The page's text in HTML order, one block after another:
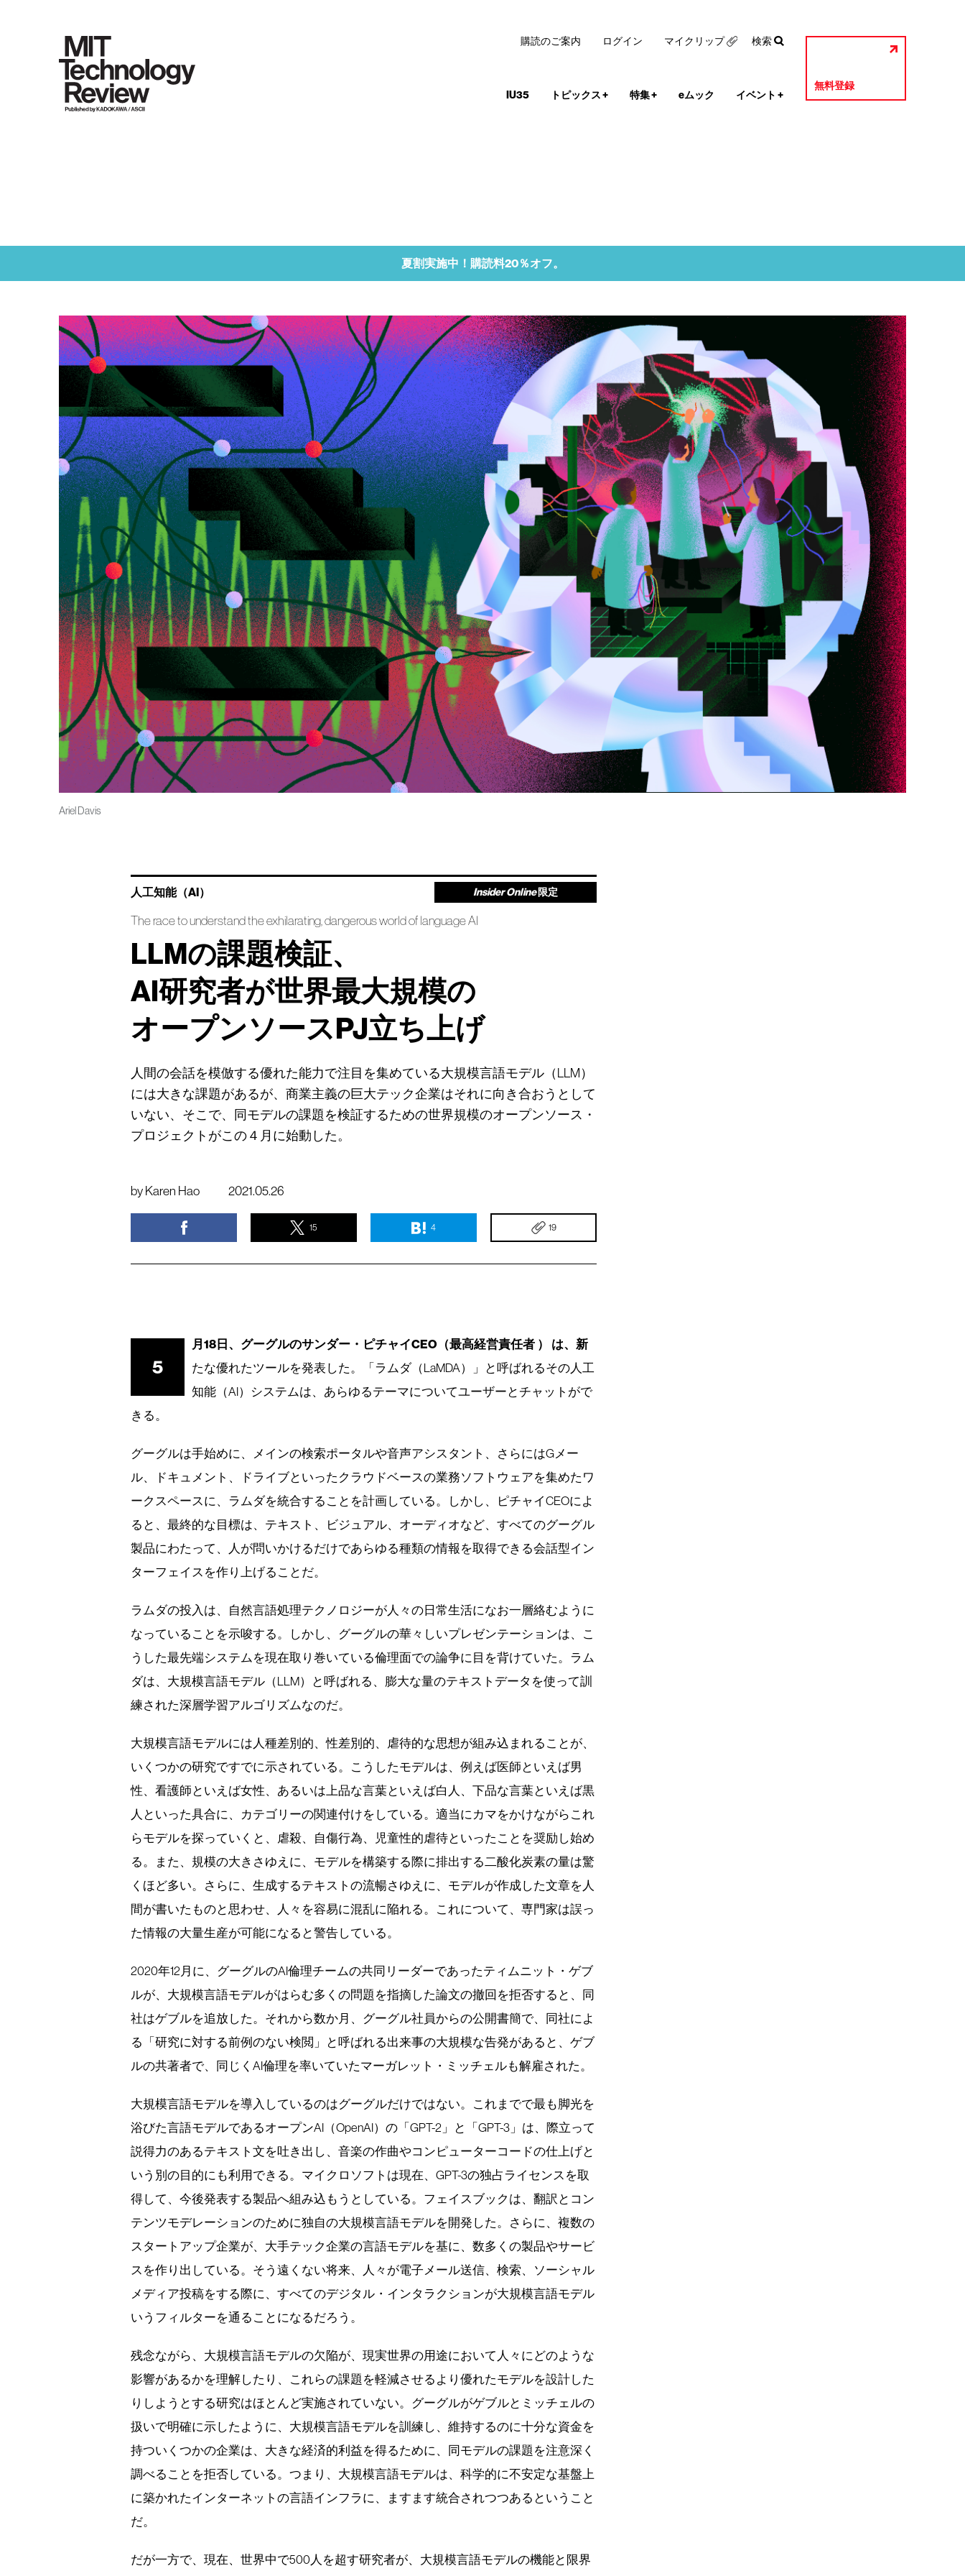
IU35 トピックス+ 特集+ eムック イベント +
無料登録
購読のご案内 ログイン マイクリップ 検索
夏割実施中！購読料20％オフ。
Ariel Davis
人工知能（AI） Insider Online 限定
The race to understand the exhilarating, dangerous world of language AI
LLMの課題検証、
AI研究者が世界最大規模の
オープンソースPJ立ち上げ
人間の会話を模倣する優れた能力で注目を集めている大規模言語モデル（LLM）
には大きな課題があるが、商業主義の巨大テック企業はそれに向き合おうとして
いない、そこで、同モデルの課題を検証するための世界規模のオープンソース・
プロジェクトがこの４月に始動した。
by Karen Hao 2021.05.26
15 4 19
5
月18日、グーグルのサンダー・ピチャイCEO（最高経営責任者 ） は、新
たな優れたツールを発表した。「ラムダ（LaMDA）」と呼ばれるその人工
知能（AI）システムは、あらゆるテーマについてユーザーとチャットがで
きる。
グーグルは手始めに、メインの検索ポータルや音声アシスタント、さらにはGメー
ル、ドキュメント、ドライブといったクラウドベースの業務ソフトウェアを集めたワ
ークスペースに、ラムダを統合することを計画している。しかし、ピチャイCEOによ
ると、最終的な目標は、テキスト、ビジュアル、オーディオなど、すべてのグーグル
製品にわたって、人が問いかけるだけであらゆる種類の情報を取得できる会話型イン
ターフェイスを作り上げることだ。
ラムダの投入は、自然言語処理テクノロジーが人々の日常生活になお一層絡むように
なっていることを示唆する。しかし、グーグルの華々しいプレゼンテーションは、こ
うした最先端システムを現在取り巻いている倫理面での論争に目を背けていた。ラム
ダは、大規模言語モデル（LLM）と呼ばれる、膨大な量のテキストデータを使って訓
練された深層学習アルゴリズムなのだ。
大規模言語モデルには人種差別的、性差別的、虐待的な思想が組み込まれることが、
いくつかの研究ですでに示されている。こうしたモデルは、例えば医師といえば男
性、看護師といえば女性、あるいは上品な言葉といえば白人、下品な言葉といえば黒
人といった具合に、カテゴリーの関連付けをしている。適当にカマをかけながらこれ
らモデルを探っていくと、虐殺、自傷行為、児童性的虐待といったことを奨励し始め
る。また、規模の大きさゆえに、モデルを構築する際に排出する二酸化炭素の量は驚
くほど多い。さらに、生成するテキストの流暢さゆえに、モデルが作成した文章を人
間が書いたものと思わせ、人々を容易に混乱に陥れる。これについて、専門家は誤っ
た情報の大量生産が可能になると警告している。
2020年12月に、グーグルのAI倫理チームの共同リーダーであったティムニット・ゲブ
ルが、大規模言語モデルがはらむ多くの問題を指摘した論文の撤回を拒否すると、同
社はゲブルを追放した。それから数か月、グーグル社員からの公開書簡で、同社によ
る「研究に対する前例のない検閲」と呼ばれる出来事の大規模な告発があると、ゲブ
ルの共著者で、同じくAI倫理を率いていたマーガレット・ミッチェルも解雇された。
大規模言語モデルを導入しているのはグーグルだけではない。これまでで最も脚光を
浴びた言語モデルであるオープンAI（OpenAI）の「GPT-2」と「GPT-3」は、際立って
説得力のあるテキスト文を吐き出し、音楽の作曲やコンピューターコードの仕上げと
いう別の目的にも利用できる。マイクロソフトは現在、GPT-3の独占ライセンスを取
得して、今後発表する製品へ組み込もうとしている。フェイスブックは、翻訳とコン
テンツモデレーションのために独自の大規模言語モデルを開発した。さらに、複数の
スタートアップ企業が、大手テック企業の言語モデルを基に、数多くの製品やサービ
スを作り出している。そう遠くない将来、人々が電子メール送信、検索、ソーシャル
メディア投稿をする際に、すべてのデジタル・インタラクションが大規模言語モデル
いうフィルターを通ることになるだろう。
残念ながら、大規模言語モデルの欠陥が、現実世界の用途において人々にどのような
影響があるかを理解したり、これらの課題を軽減させるより優れたモデルを設計した
りしようとする研究はほとんど実施されていない。グーグルがゲブルとミッチェルの
扱いで明確に示したように、大規模言語モデルを訓練し、維持するのに十分な資金を
持ついくつかの企業は、大きな経済的利益を得るために、同モデルの課題を注意深く
調べることを拒否している。つまり、大規模言語モデルは、科学的に不安定な基盤上
に築かれたインターネットの言語インフラに、ますます統合されつつあるということ
だ。
だが一方で、現在、世界中で500人を超す研究者が、大規模言語モデルの機能と限界